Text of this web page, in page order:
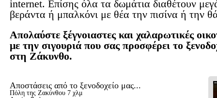
internet. Επίσης όλα τα δωμάτια διαθέτουν
βεράντα ή μπαλκόνι με θέα την πισίνα ή την
Απολαύστε ξέγνοιαστες και χαλαρωτικές
με την σιγουριά που σας προσφέρει το
στη Ζάκυνθο.
Αποστάσεις από το ξενοδοχείο μας...
Πόλη της Ζακύνθου 7 χλμ